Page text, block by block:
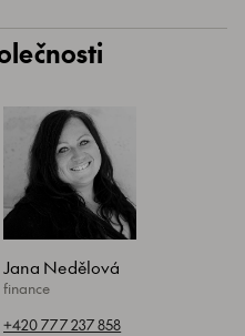
Jana Nedělová
finance
+420 777 237 858